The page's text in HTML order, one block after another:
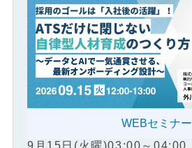
WEBセミナー